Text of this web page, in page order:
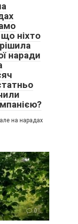
ніхто
наради
на нарадах
0